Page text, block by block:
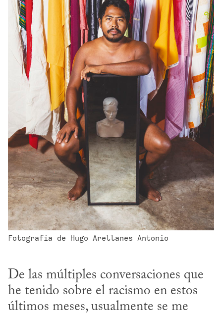
Fotografía de Hugo Arellanes Antonio
De las múltiples conversaciones que
he tenido sobre el racismo en estos
últimos meses, usualmente se me